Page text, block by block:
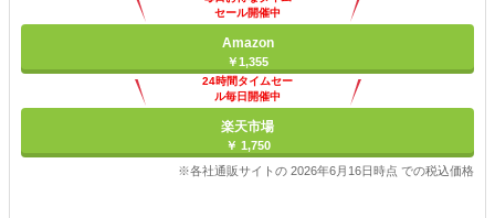
セール開催中
Amazon
￥1,355
24時間タイムセー
ル毎日開催中
楽天市場
￥ 1,750
※各社通販サイトの 2026年6月16日時点 での税込価格